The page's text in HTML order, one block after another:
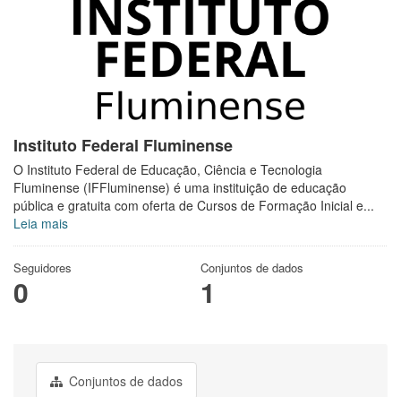
Instituto Federal Fluminense
O Instituto Federal de Educação, Ciência e Tecnologia
Fluminense (IFFluminense) é uma instituição de educação
pública e gratuita com oferta de Cursos de Formação Inicial e...
Leia mais
Seguidores
0
Conjuntos de dados
1
Conjuntos de dados